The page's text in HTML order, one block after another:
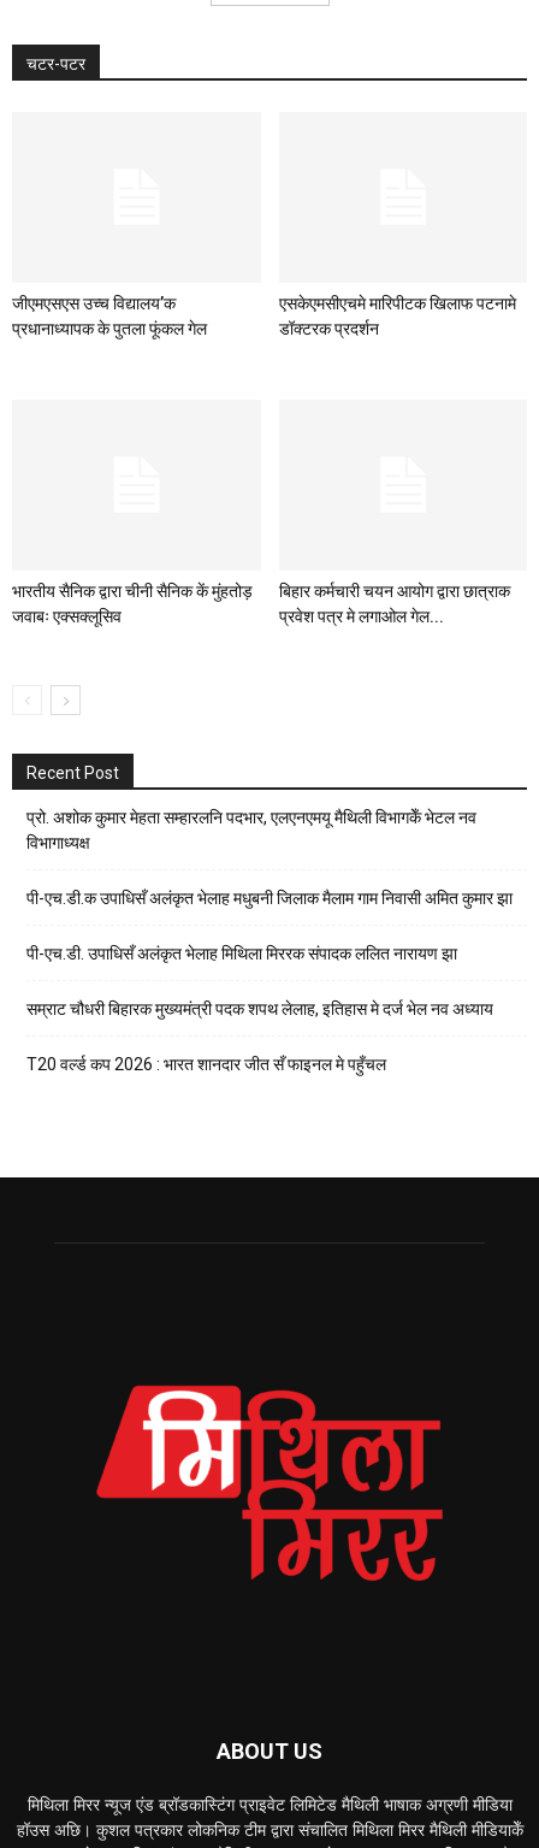
चटर-पटर
जीएमएसएस उच्च विद्यालय’क
प्रधानाध्यापक के पुतला फूंकल गेल
एसकेएमसीएचमे मारिपीटक खिलाफ पटनामे
डॉक्टरक प्रदर्शन
भारतीय सैनिक द्वारा चीनी सैनिक कें मुंहतोड़
जवाबः एक्सक्लूसिव
बिहार कर्मचारी चयन आयोग द्वारा छात्राक
प्रवेश पत्र मे लगाओल गेल...
Recent Post
प्रो. अशोक कुमार मेहता सम्हारलनि पदभार, एलएनएमयू मैथिली विभागकेँ भेटल नव
विभागाध्यक्ष
पी-एच.डी.क उपाधिसँ अलंकृत भेलाह मधुबनी जिलाक मैलाम गाम निवासी अमित कुमार झा
पी-एच.डी. उपाधिसँ अलंकृत भेलाह मिथिला मिररक संपादक ललित नारायण झा
सम्राट चौधरी बिहारक मुख्यमंत्री पदक शपथ लेलाह, इतिहास मे दर्ज भेल नव अध्याय
T20 वर्ल्ड कप 2026 : भारत शानदार जीत सँ फाइनल मे पहुँचल
ABOUT US
मिथिला मिरर न्यूज एंड ब्रॉडकास्टिंग प्राइवेट लिमिटेड मैथिली भाषाक अग्रणी मीडिया
हॉउस अछि। कुशल पत्रकार लोकनिक टीम द्वारा संचालित मिथिला मिरर मैथिली मीडियाकेँ